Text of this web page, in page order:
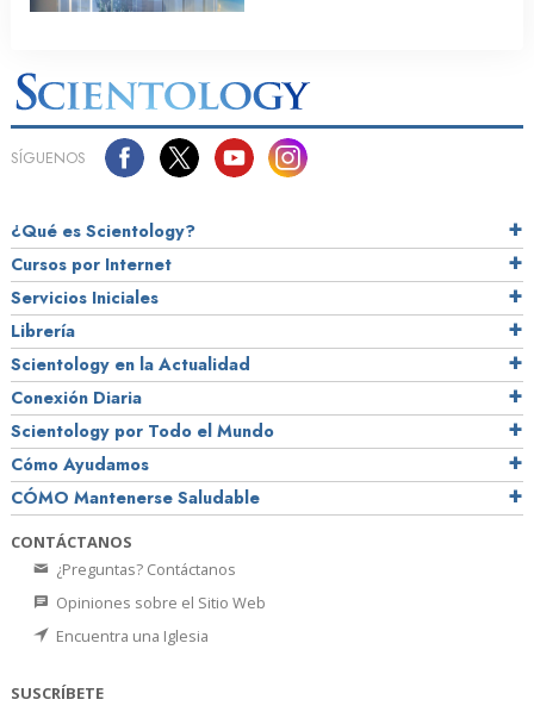
SÍGUENOS
¿Qué es Scientology?
Cursos por Internet
Servicios Iniciales
Librería
Scientology en la Actualidad
Conexión Diaria
Scientology por Todo el Mundo
Cómo Ayudamos
CÓMO Mantenerse Saludable
CONTÁCTANOS
¿Preguntas? Contáctanos
Opiniones sobre el Sitio Web
Encuentra una Iglesia
SUSCRÍBETE